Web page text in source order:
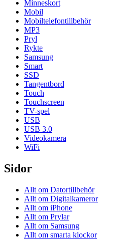
Minneskort
Mobil
Mobiltelefontillbehör
MP3
Pryl
Rykte
Samsung
Smart
SSD
Tangentbord
Touch
Touchscreen
TV-spel
USB
USB 3.0
Videokamera
WiFi
Sidor
Allt om Datortillbehör
Allt om Digitalkameror
Allt om iPhone
Allt om Prylar
Allt om Samsung
Allt om smarta klockor